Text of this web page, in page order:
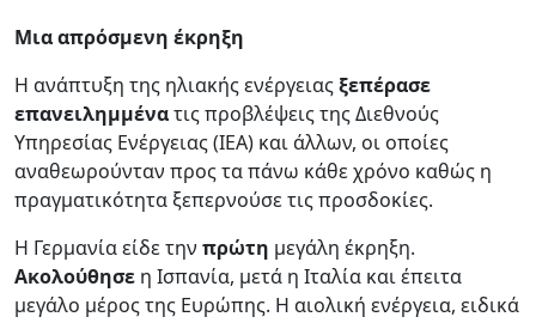
Μια απρόσμενη έκρηξη
Η ανάπτυξη της ηλιακής ενέργειαςξεπέρασε
επανειλημμένατις προβλέψεις της Διεθνούς
Υπηρεσίας Ενέργειας (IEA) και άλλων, οι οποίες
αναθεωρούνταν προς τα πάνω κάθε χρόνο καθώς η
πραγματικότητα ξεπερνούσε τις προσδοκίες.
Η Γερμανία είδε την πρώτη μεγάλη έκρηξη.
Ακολούθησε η Ισπανία, μετά η Ιταλία και έπειτα
μεγάλο μέρος της Ευρώπης. Η αιολική ενέργεια, ειδικά